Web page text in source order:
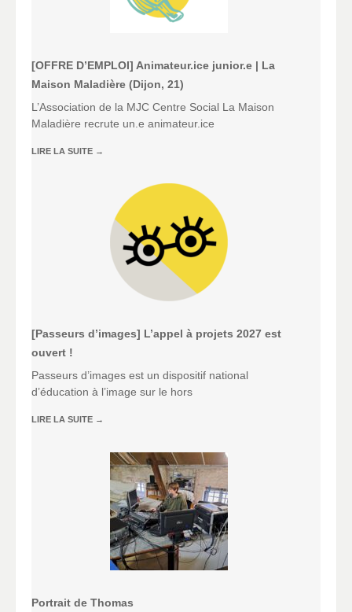
[OFFRE D’EMPLOI] Animateur.ice junior.e | La
Maison Maladière (Dijon, 21)
L’Association de la MJC Centre Social La Maison
Maladière recrute un.e animateur.ice
LIRE LA SUITE →
[Passeurs d’images] L’appel à projets 2027 est
ouvert !
Passeurs d’images est un dispositif national
d’éducation à l’image sur le hors
LIRE LA SUITE →
Portrait de Thomas